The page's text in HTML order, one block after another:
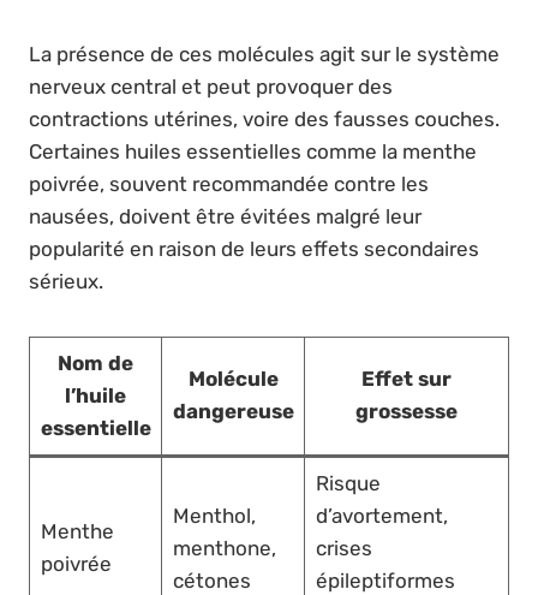
La présence de ces molécules agit sur le système
nerveux central et peut provoquer des
contractions utérines, voire des fausses couches.
Certaines huiles essentielles comme la menthe
poivrée, souvent recommandée contre les
nausées, doivent être évitées malgré leur
popularité en raison de leurs effets secondaires
sérieux.
Nom de
l’huile
essentielle
Molécule
dangereuse
Effet sur
grossesse
Menthe
poivrée
Menthol,
menthone,
cétones
Risque
d’avortement,
crises
épileptiformes